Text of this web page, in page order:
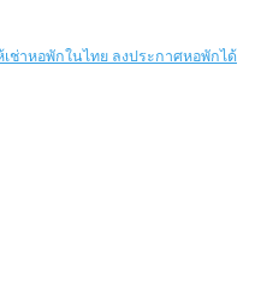
ช่าหอพักในไทย ลงประกาศหอพักได้